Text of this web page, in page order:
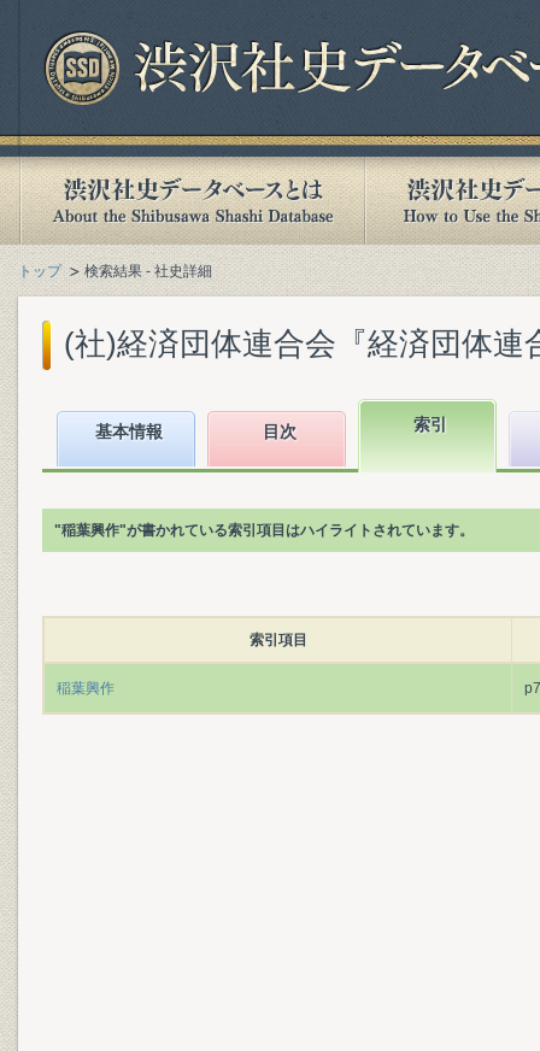
トップ 検索結果 - 社史詳細
(社)経済団体連合会『経済団体連
基本情報 目次 索引
"稲葉興作"が書かれている索引項目はハイライトされています。
索引項目
稲葉興作